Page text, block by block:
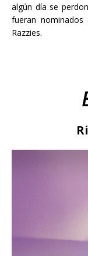
algún día se
fueran
Razzies.